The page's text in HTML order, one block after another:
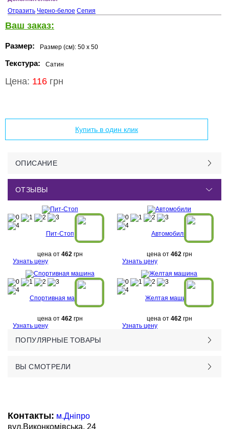
Отразить Черно-белое Сепия
Ваш заказ:
Размер: Размер (см): 50 x 50
Текстура: Сатин
Цена: 116 грн
Купить в один клик
ОПИСАНИЕ
ОТЗЫВЫ
Пит-Стоп
цена от 462грн
Узнать цену
Автомобили
цена от 462грн
Узнать цену
Спортивная машина
цена от 462грн
Узнать цену
Желтая машина
цена от 462грн
Узнать цену
ПОПУЛЯРНЫЕ ТОВАРЫ
ВЫ СМОТРЕЛИ
Контакты: м.Дніпро
вул.Виконкомівська, 24